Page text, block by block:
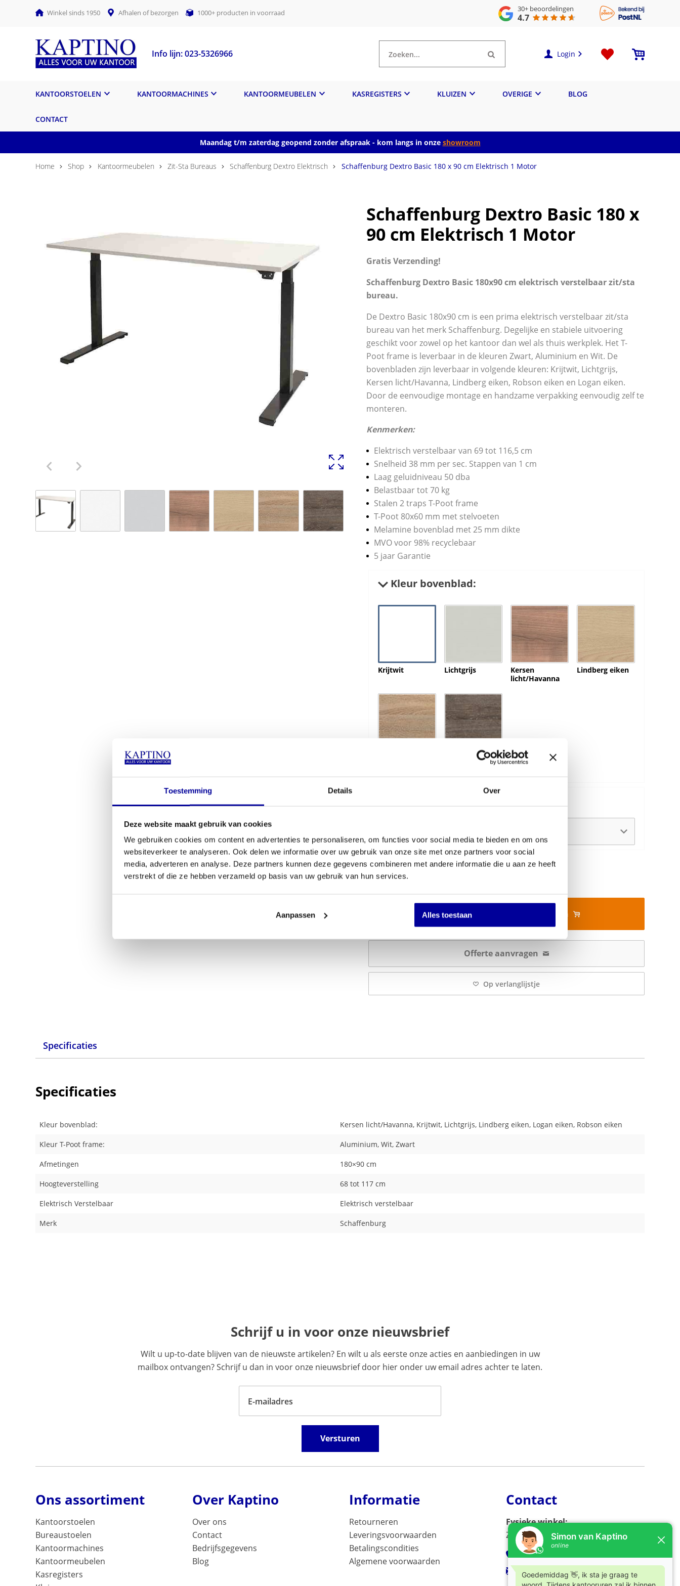
Toestemming Details Over
Deze website maakt gebruik van cookies
We gebruiken cookies om content en advertenties te personaliseren, om functies voor social media te bieden en om ons
websiteverkeer te analyseren. Ook delen we informatie over uw gebruik van onze site met onze partners voor social
media, adverteren en analyse. Deze partners kunnen deze gegevens combineren met andere informatie die u aan ze heeft
verstrekt of die ze hebben verzameld op basis van uw gebruik van hun services.
Aanpassen Alles toestaan
Winkel sinds 1950 Afhalen of bezorgen 1000+ producten in voorraad 30+ beoordelingen
4.7
Info lijn: 023-5326966 Zoeken... Login
KANTOORSTOELEN KANTOORMACHINES KANTOORMEUBELEN KASREGISTERS KLUIZEN OVERIGE BLOG
CONTACT
Maandag t/m zaterdag geopend zonder afspraak - kom langs in onze showroom
Home Shop Kantoormeubelen Zit-Sta Bureaus Schaffenburg Dextro Elektrisch Schaffenburg Dextro Basic 180 x 90 cm Elektrisch 1 Motor
Schaffenburg Dextro Basic 180 x
90 cm Elektrisch 1 Motor
Gratis Verzending!
Schaffenburg Dextro Basic 180x90 cm elektrisch verstelbaar zit/sta
bureau.
De Dextro Basic 180x90 cm is een prima elektrisch verstelbaar zit/sta
bureau van het merk Schaffenburg. Degelijke en stabiele uitvoering
geschikt voor zowel op het kantoor dan wel als thuis werkplek. Het T-
Poot frame is leverbaar in de kleuren Zwart, Aluminium en Wit. De
bovenbladen zijn leverbaar in volgende kleuren: Krijtwit, Lichtgrijs,
Kersen licht/Havanna, Lindberg eiken, Robson eiken en Logan eiken.
Door de eenvoudige montage en handzame verpakking eenvoudig zelf te
monteren.
Kenmerken:
Elektrisch verstelbaar van 69 tot 116,5 cm
Snelheid 38 mm per sec. Stappen van 1 cm
Laag geluidniveau 50 dba
Belastbaar tot 70 kg
Stalen 2 traps T-Poot frame
T-Poot 80x60 mm met stelvoeten
Melamine bovenblad met 25 mm dikte
MVO voor 98% recyclebaar
5 jaar Garantie
Kleur bovenblad:
Krijtwit Lichtgrijs
Kersen
licht/Havanna
Lindberg eiken
Logan eiken
€614,00
In mijn winkelwagen
Offerte aanvragen
Op verlanglijstje
Specificaties
Specificaties
Kleur bovenblad: Kersen licht/Havanna, Krijtwit, Lichtgrijs, Lindberg eiken, Logan eiken, Robson eiken
Kleur T-Poot frame: Aluminium, Wit, Zwart
Afmetingen 180×90 cm
Hoogteverstelling 68 tot 117 cm
Elektrisch Verstelbaar Elektrisch verstelbaar
Merk Schaffenburg
Schrijf u in voor onze nieuwsbrief
Wilt u up-to-date blijven van de nieuwste artikelen? En wilt u als eerste onze acties en aanbiedingen in uw
mailbox ontvangen? Schrijf u dan in voor onze nieuwsbrief door hier onder uw email adres achter te laten.
E-mailadres
Versturen
Ons assortiment
Kantoorstoelen
Bureaustoelen
Kantoormachines
Kantoormeubelen
Kasregisters
Over Kaptino
Over ons
Contact
Bedrijfsgegevens
Blog
Informatie
Retourneren
Leveringsvoorwaarden
Betalingscondities
Algemene voorwaarden
Contact
Fysieke winkel:
Zijlweg 53, 2013 DC Haarlem
023-5326966
verkoop@kaptino.nl